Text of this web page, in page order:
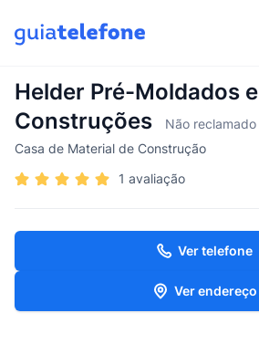
Helder Pré-Moldados e
Construções
Não reclamado
Casa de Material de Construção
1 avaliação
Ver telefone
Ver endereço